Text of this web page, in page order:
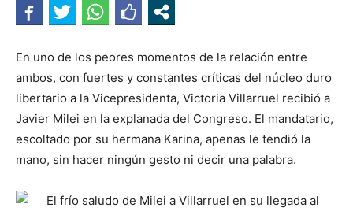
En uno de los peores momentos de la relación entre
ambos, con fuertes y constantes críticas del núcleo duro
libertario a la Vicepresidenta, Victoria Villarruel recibió a
Javier Milei en la explanada del Congreso. El mandatario,
escoltado por su hermana Karina, apenas le tendió la
mano, sin hacer ningún gesto ni decir una palabra.